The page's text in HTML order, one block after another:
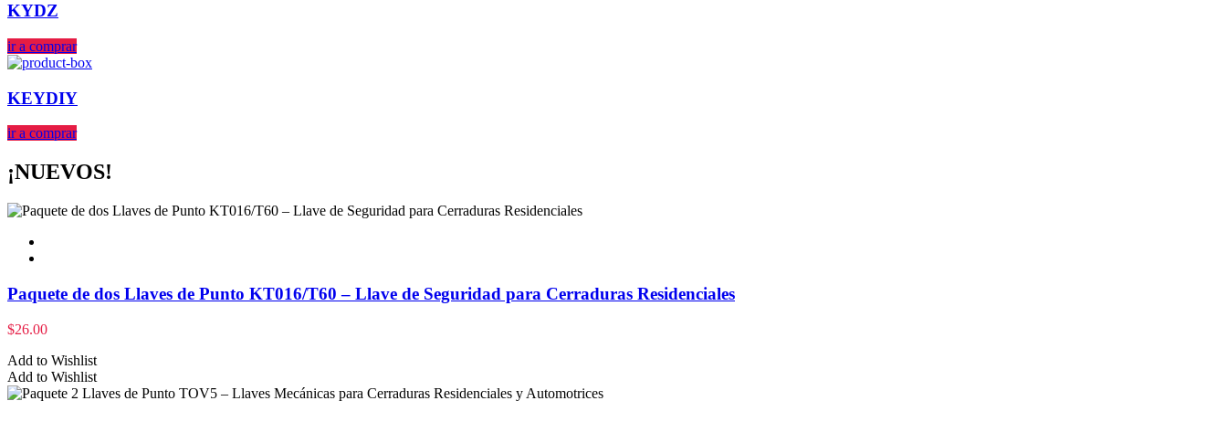
KYDZ
ir a comprar
KEYDIY
ir a comprar
¡NUEVOS!
Paquete de dos Llaves de Punto KT016/T60 – Llave de Seguridad para Cerraduras Residenciales
$26.00
Add to Wishlist
Add to Wishlist